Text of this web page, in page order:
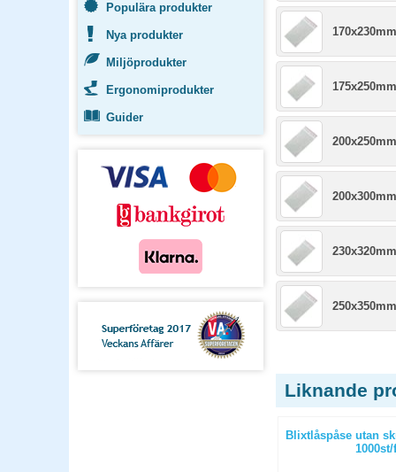
Populära produkter
Nya produkter
Miljöprodukter
Ergonomiprodukter
Guider
170x230mm
175x250mm
200x250mm
200x300mm
250x350mm
Liknande
Blixtlåspåse utan
1000st/